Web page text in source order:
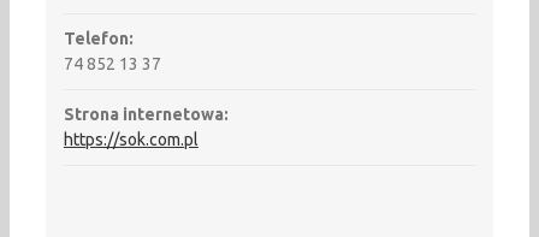
Telefon:
74 852 13 37
Strona internetowa:
https://sok.com.pl